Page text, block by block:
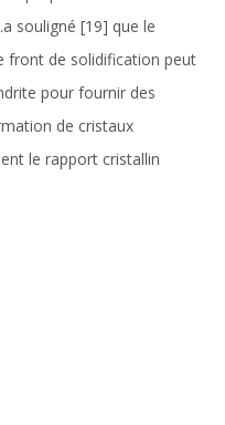
souligné [19] que le
front de solidification peut
pour fournir des
de cristaux
le rapport cristallin